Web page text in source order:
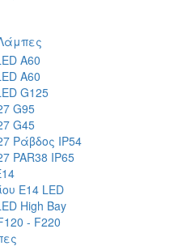
A60
A60
G125
G95
G45
Ράβδος IP54
PAR38 IP65
E14 LED
High Bay
- F220